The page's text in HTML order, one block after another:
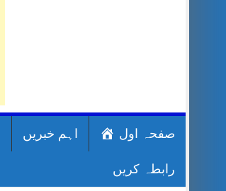
صفحہ اول اہم خبریں
رابطہ کریں